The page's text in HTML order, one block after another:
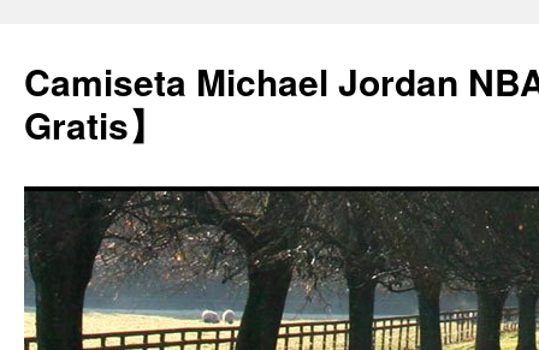
Camiseta Michael Jordan
Gratis】